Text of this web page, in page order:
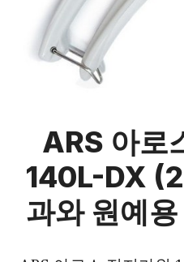
ARS 아로
140L-DX
과와 원예